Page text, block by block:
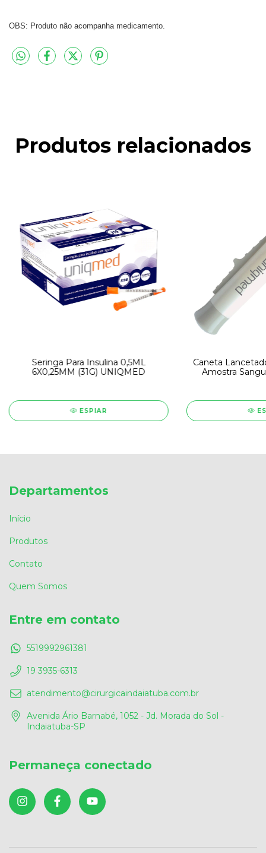
OBS: Produto não acompanha medicamento.
Produtos relacionados
Seringa Para Insulina 0,5ML
6X0,25MM (31G) UNIQMED
ESPIAR
Caneta
Amostra
Departamentos
Início
Produtos
Contato
Quem Somos
Entre em contato
5519992961381
19 3935-6313
atendimento@cirurgicaindaiatuba.com.br
Avenida Ário Barnabé, 1052 - Jd. Morada do Sol -
Indaiatuba-SP
Permaneça conectado